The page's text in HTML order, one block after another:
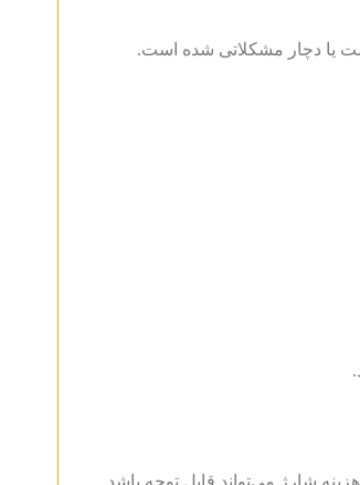
یا دچار مشکلاتی شده است.
شارژ می‌تواند قابل توجه باشد.